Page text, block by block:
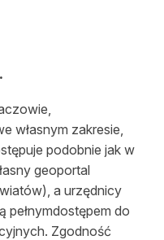
własnym zakresie,
podobnie jak w
geoportal
a urzędnicy
pełnymdostępem do
Zgodność